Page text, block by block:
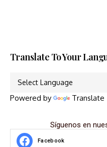
Translate To Your
Powered by Translate
Síguenos en
Facebook